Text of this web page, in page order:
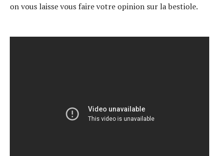
on vous laisse vous faire votre opinion sur la bestiole.